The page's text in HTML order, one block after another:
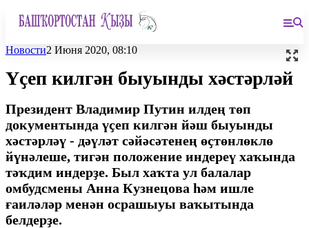
Новости2 Июня 2020, 08:10
Үҫеп килгән быуынды хәстәрләй
Президент Владимир Путин илдең төп
документында үҫеп килгән йәш быуынды
хәстәрләү - дәүләт сәйәсәтенең өҫтөнлөклө
йүнәлеше, тигән положение индереү хаҡында
тәҡдим индерҙе. Был хаҡта ул балалар
омбудсмены Анна Кузнецова һәм ишле
ғаиләләр менән осрашыуы ваҡытында
белдерҙе.